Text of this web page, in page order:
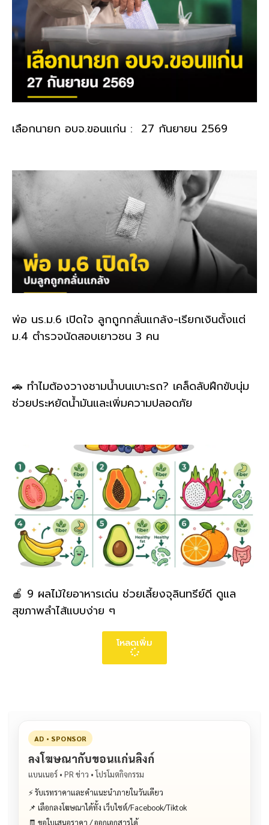
เลือกนายก อบจ.ขอนแก่น : 27 กันยายน 2569
พ่อ นร.ม.6 เปิดใจ ลูกถูกกลั่นแกล้ง-เรียกเงินตั้งแต่
ม.4 ตำรวจนัดสอบเยาวชน 3 คน
🚗 ทำไมต้องวางชามน้ำบนเบาะรถ? เคล็ดลับฝึกขับนุ่ม
ช่วยประหยัดน้ำมันและเพิ่มความปลอดภัย
🍎 9 ผลไม้ใยอาหารเด่น ช่วยเลี้ยงจุลินทรีย์ดี ดูแล
สุขภาพลำไส้แบบง่าย ๆ
โหลดเพิ่ม
AD • SPONSOR
ลงโฆษณากับขอนแก่นลิงก์
แบนเนอร์ • PR ข่าว • โปรโมตกิจกรรม
⚡ รับเรทราคาและคำแนะนำภายในวันเดียว
📌 เลือกลงโฆษณาได้ทั้ง เว็บไซต์/Facebook/Tiktok
🧾 ขอใบเสนอราคา / ออกเอกสารได้